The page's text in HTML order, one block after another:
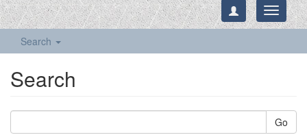
Toggle
Search
Search
Go